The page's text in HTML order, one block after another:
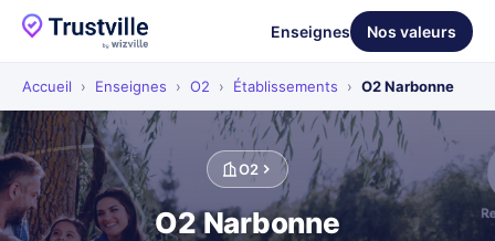
Enseignes Nos valeurs
Accueil › Enseignes › O2 › Établissements › O2 Narbonne
O2
O2 Narbonne